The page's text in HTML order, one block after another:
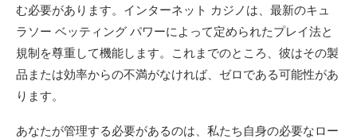
む必要があります。インターネット カジノは、最新のキュ
ラソー ベッティング パワーによって定められたプレイ法と
規制を尊重して機能します。これまでのところ、彼はその製
品または効率からの不満がなければ、ゼロである可能性があ
ります。
あなたが管理する必要があるのは、私たち自身の必要なロー